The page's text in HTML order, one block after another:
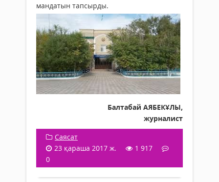
мандатын тапсырды.
Балтабай АЯБЕКҰЛЫ,
журналист
Саясат
23 қараша 2017 ж.
1 917
0